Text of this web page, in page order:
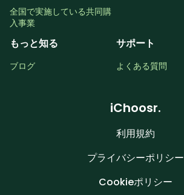
全国で実施している共同購
入事業
もっと知る
ブログ
サポート
よくある質問
iChoosr.
利用規約
プライバシーポリシー
Cookieポリシー